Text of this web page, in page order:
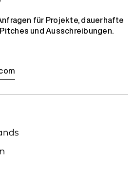
für Projekte, dauerhafte
und Ausschreibungen.